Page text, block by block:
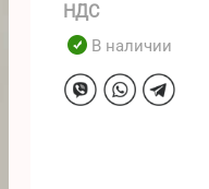
НДС
В наличии